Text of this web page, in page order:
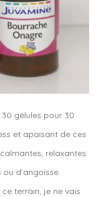
30 gélules pour 30
et apaisant de ces
relaxantes
d’angoisse.
terrain, je ne vais